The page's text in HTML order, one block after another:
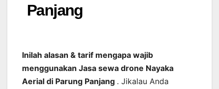
Panjang
Inilah alasan & tarif mengapa wajib
menggunakan Jasa sewa drone Nayaka
Aerial di Parung Panjang . Jikalau Anda